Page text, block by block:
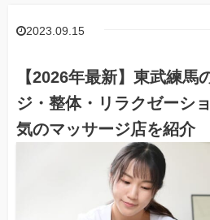
2023.09.15
【2026年最新】東武練馬
ジ・整体・リラクゼーシ
気のマッサージ店を紹介